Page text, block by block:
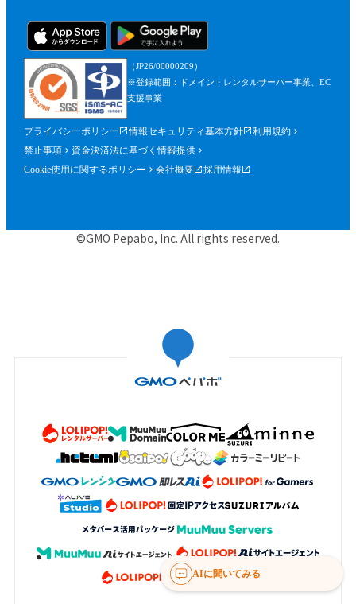
（JP26/00000209）
※登録範囲：ドメイン・レンタルサーバー事業、EC
支援事業
プライバシーポリシー 情報セキュリティ基本方針
利用規約
禁止事項
資金決済法に基づく情報提供
Cookie使用に関するポリシー
会社概要 採用情報
©GMO Pepabo, Inc. All rights reserved.
AIに聞いてみる